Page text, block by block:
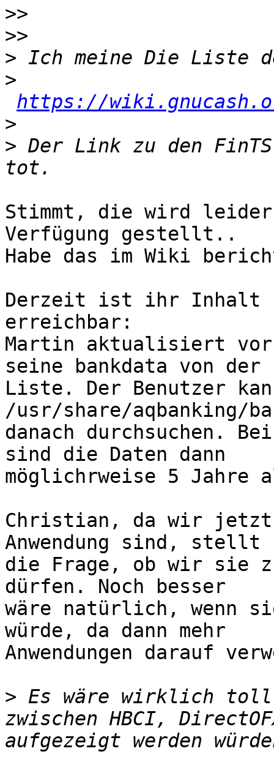
>>
>>
>
>
https://
>
> Der Link zu den
Stimmt, die wird
Verfügung gestellt..
Habe das im Wiki
Derzeit ist ihr Inhalt
erreichbar:
Martin aktualisiert vor
seine bankdata von der
Liste. Der Benutzer
/usr/share/aqbanking/
danach durchsuchen.
sind die Daten dann
möglichrweise 5 Jahre
Christian, da wir
Anwendung sind, stellt
die Frage, ob wir sie
dürfen. Noch besser
wäre natürlich, wenn
würde, da dann mehr
Anwendungen darauf
> Es wäre wirklich toll,
zwischen HBCI,